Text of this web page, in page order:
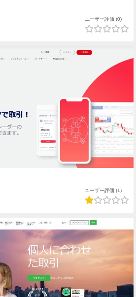
ユーザー評価 (0)
ユーザー評価 (1)